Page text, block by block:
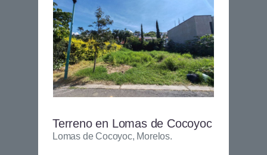
Terreno en Lomas de Cocoyoc
Lomas de Cocoyoc, Morelos.